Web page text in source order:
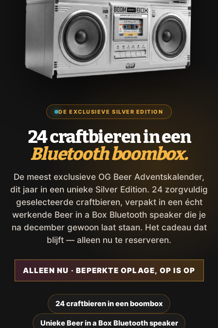
DE EXCLUSIEVE SILVER EDITION
24 craftbieren in een
Bluetooth boombox.
De meest exclusieve OG Beer Adventskalender,
dit jaar in een unieke Silver Edition. 24 zorgvuldig
geselecteerde craftbieren, verpakt in een écht
werkende Beer in a Box Bluetooth speaker die je
na december gewoon laat staan. Het cadeau dat
blijft — alleen nu te reserveren.
ALLEEN NU · BEPERKTE OPLAGE, OP IS OP
24 craftbieren in een boombox
Unieke Beer in a Box Bluetooth speaker